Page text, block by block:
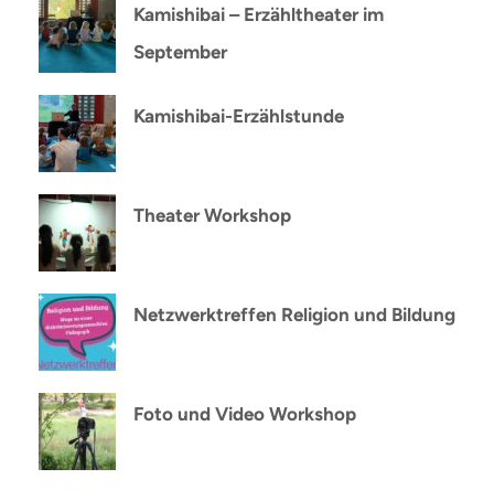
Kamishibai – Erzähltheater im
September
Kamishibai-Erzählstunde
Theater Workshop
Netzwerktreffen Religion und Bildung
Foto und Video Workshop